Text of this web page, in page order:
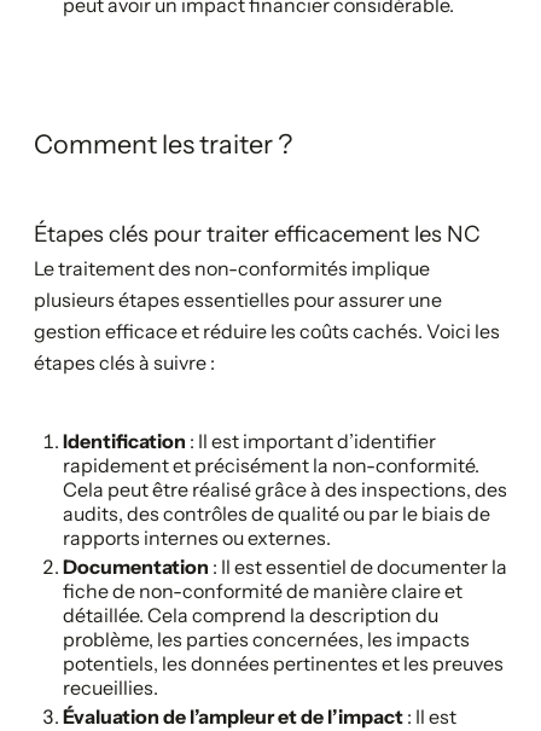
Comment les traiter ?
Étapes clés pour traiter efficacement les NC
Le traitement des non-conformités implique
plusieurs étapes essentielles pour assurer une
gestion efficace et réduire les coûts cachés. Voici les
étapes clés à suivre :
Identification : Il est important d’identifier
rapidement et précisément la non-conformité.
Cela peut être réalisé grâce à des inspections, des
audits, des contrôles de qualité ou par le biais de
rapports internes ou externes.
Documentation : Il est essentiel de documenter la
fiche de non-conformité de manière claire et
détaillée. Cela comprend la description du
problème, les parties concernées, les impacts
potentiels, les données pertinentes et les preuves
recueillies.
Évaluation de l’ampleur et de l’impact : Il est